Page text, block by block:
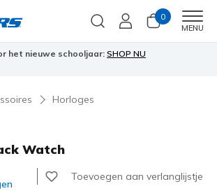
0
MENU
het nieuwe schooljaar: SHOP NU
Horloges
Watch
Toevoegen aan verlanglijstje